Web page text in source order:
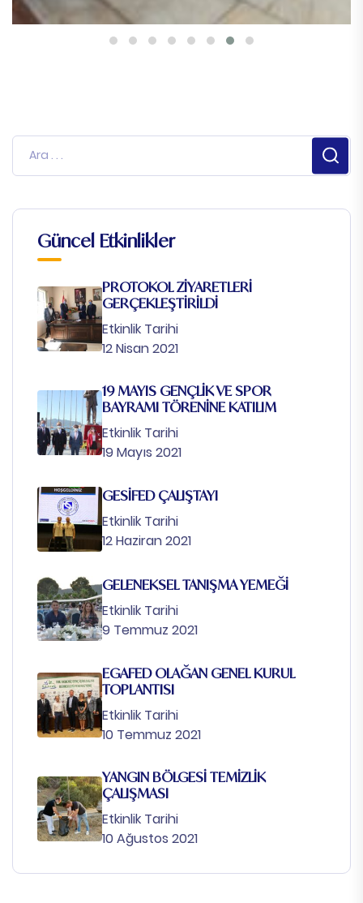
Güncel Etkinlikler
PROTOKOL ZİYARETLERİ
GERÇEKLEŞTİRİLDİ
Etkinlik Tarihi
12 Nisan 2021
19 MAYIS GENÇLİK VE SPOR
BAYRAMI TÖRENİNE KATILIM
Etkinlik Tarihi
19 Mayıs 2021
GESİFED ÇALIŞTAYI
Etkinlik Tarihi
12 Haziran 2021
GELENEKSEL TANIŞMA YEMEĞİ
Etkinlik Tarihi
9 Temmuz 2021
EGAFED OLAĞAN GENEL KURUL
TOPLANTISI
Etkinlik Tarihi
10 Temmuz 2021
YANGIN BÖLGESİ TEMİZLİK
ÇALIŞMASI
Etkinlik Tarihi
10 Ağustos 2021